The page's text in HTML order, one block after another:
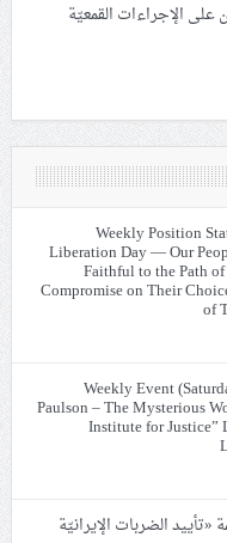
على الإجراءات القمعيّة
Weekly Position
Liberation Day — Our
Faithful to the Path
Compromise on Their
of
Weekly Event
Paulson – The Mysterious
Institute for
بتهمة «تأييد الضربات الإيرانيّة